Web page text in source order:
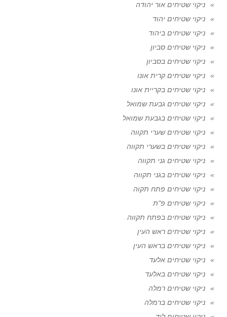
ניקוי שטיחים אור יהודה
ניקוי שטיחים יהוד
ניקוי שטיחים ביהוד
ניקוי שטיחים סביון
ניקוי שטיחים בסביון
ניקוי שטיחים קרית אונו
ניקוי שטיחים בקריית אונו
ניקוי שטיחים גבעת שמואל
ניקוי שטיחים בגבעת שמואל
ניקוי שטיחים שערי תקווה
ניקוי שטיחים בשערי תקווה
ניקוי שטיחים גני תקווה
ניקוי שטיחים בגני תקווה
ניקוי שטיחים פתח תקוה
ניקוי שטיחים פ"ת
ניקוי שטיחים בפתח תקווה
ניקוי שטיחים ראש העין
ניקוי שטיחים בראש העין
ניקוי שטיחים אלעד
ניקוי שטיחים באלעד
ניקוי שטיחים רמלה
ניקוי שטיחים ברמלה